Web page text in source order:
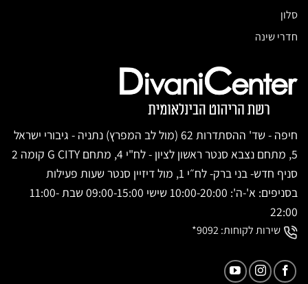
סלון
חדרי שינה
חיפה - שד' ההסתדרות 62 (מול לב המפרץ) נתניה - גיבורי ישראל
5, מתחם נצבא סנטר ראשון לציון - לח"י 4, מתחם G CITY קומה 2
סניף חדש- בני ברק- לח״י 1, מול דיזיין סנטר שעות פעילות
בסניפים: א'-ה': 10:00-20:00 שישי 09:00-15:00 שבת 11:00-
22:00
שירות לקוחות:9092*